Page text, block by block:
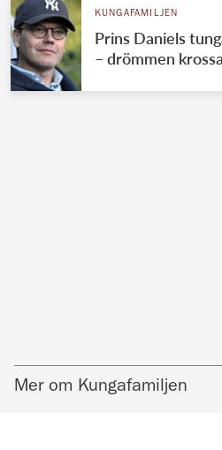
KUNGAFAMILJEN
Prins Daniels
– drömmen
Mer om Kungafamiljen